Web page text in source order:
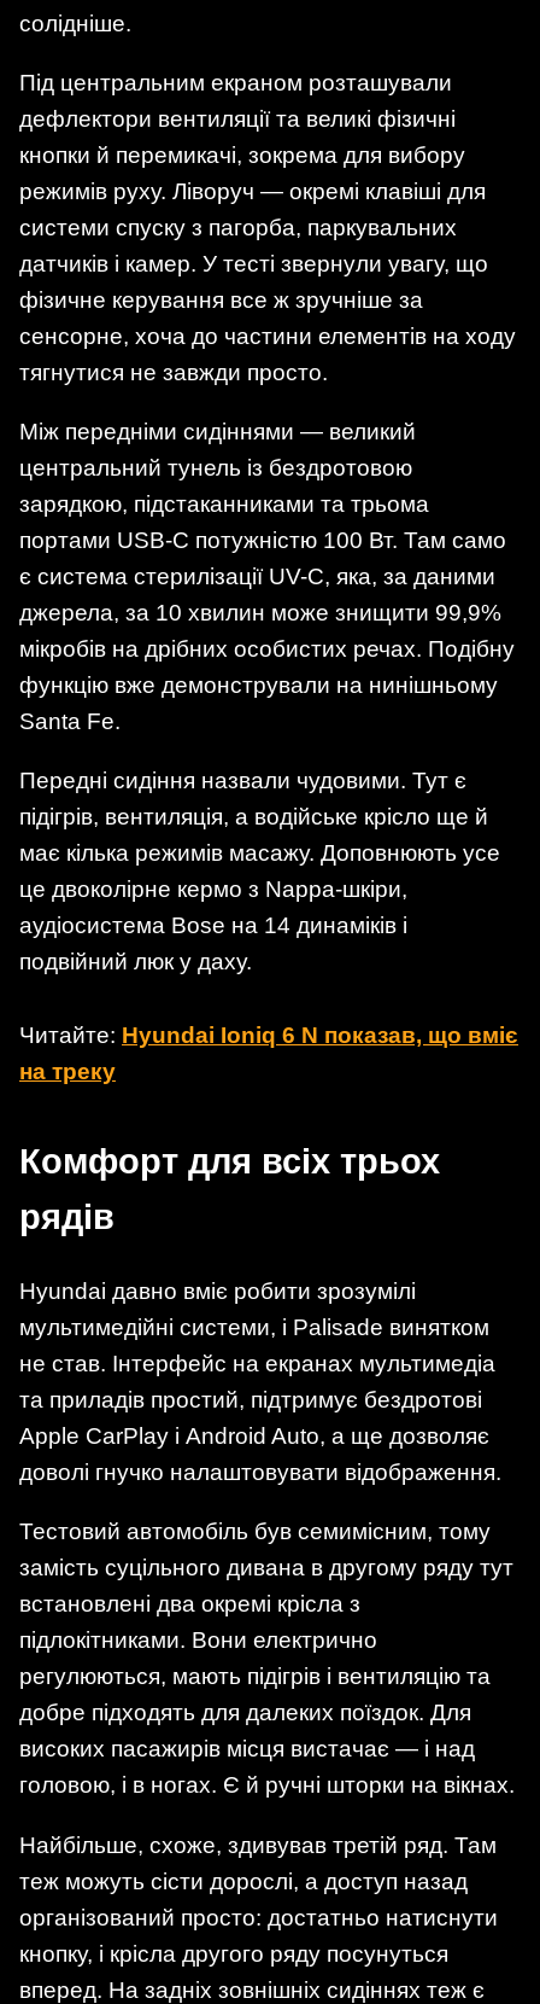
солідніше.
Під центральним екраном розташували
дефлектори вентиляції та великі фізичні
кнопки й перемикачі, зокрема для вибору
режимів руху. Ліворуч — окремі клавіші для
системи спуску з пагорба, паркувальних
датчиків і камер. У тесті звернули увагу, що
фізичне керування все ж зручніше за
сенсорне, хоча до частини елементів на ходу
тягнутися не завжди просто.
Між передніми сидіннями — великий
центральний тунель із бездротовою
зарядкою, підстаканниками та трьома
портами USB-C потужністю 100 Вт. Там само
є система стерилізації UV-C, яка, за даними
джерела, за 10 хвилин може знищити 99,9%
мікробів на дрібних особистих речах. Подібну
функцію вже демонстрували на нинішньому
Santa Fe.
Передні сидіння назвали чудовими. Тут є
підігрів, вентиляція, а водійське крісло ще й
має кілька режимів масажу. Доповнюють усе
це двоколірне кермо з Nappa-шкіри,
аудіосистема Bose на 14 динаміків і
подвійний люк у даху.
Читайте: Hyundai Ioniq 6 N показав, що вміє
на треку
Комфорт для всіх трьох
рядів
Hyundai давно вміє робити зрозумілі
мультимедійні системи, і Palisade винятком
не став. Інтерфейс на екранах мультимедіа
та приладів простий, підтримує бездротові
Apple CarPlay і Android Auto, а ще дозволяє
доволі гнучко налаштовувати відображення.
Тестовий автомобіль був семимісним, тому
замість суцільного дивана в другому ряду тут
встановлені два окремі крісла з
підлокітниками. Вони електрично
регулюються, мають підігрів і вентиляцію та
добре підходять для далеких поїздок. Для
високих пасажирів місця вистачає — і над
головою, і в ногах. Є й ручні шторки на вікнах.
Найбільше, схоже, здивував третій ряд. Там
теж можуть сісти дорослі, а доступ назад
організований просто: достатньо натиснути
кнопку, і крісла другого ряду посунуться
вперед. На задніх зовнішніх сидіннях теж є